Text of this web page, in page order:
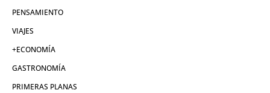
PENSAMIENTO
VIAJES
+ECONOMÍA
GASTRONOMÍA
PRIMERAS PLANAS